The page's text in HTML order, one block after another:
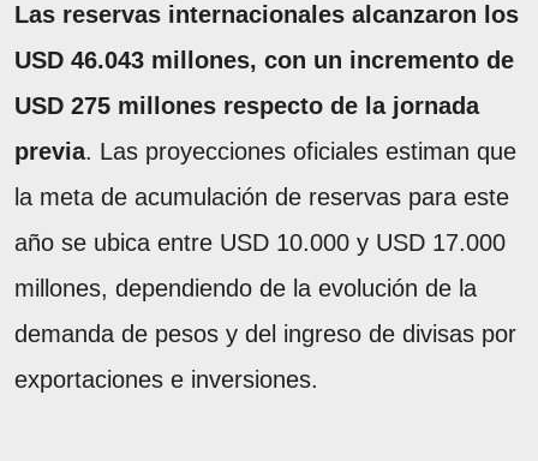
Las reservas internacionales alcanzaron los
USD 46.043 millones, con un incremento de
USD 275 millones respecto de la jornada
previa. Las proyecciones oficiales estiman que
la meta de acumulación de reservas para este
año se ubica entre USD 10.000 y USD 17.000
millones, dependiendo de la evolución de la
demanda de pesos y del ingreso de divisas por
exportaciones e inversiones.